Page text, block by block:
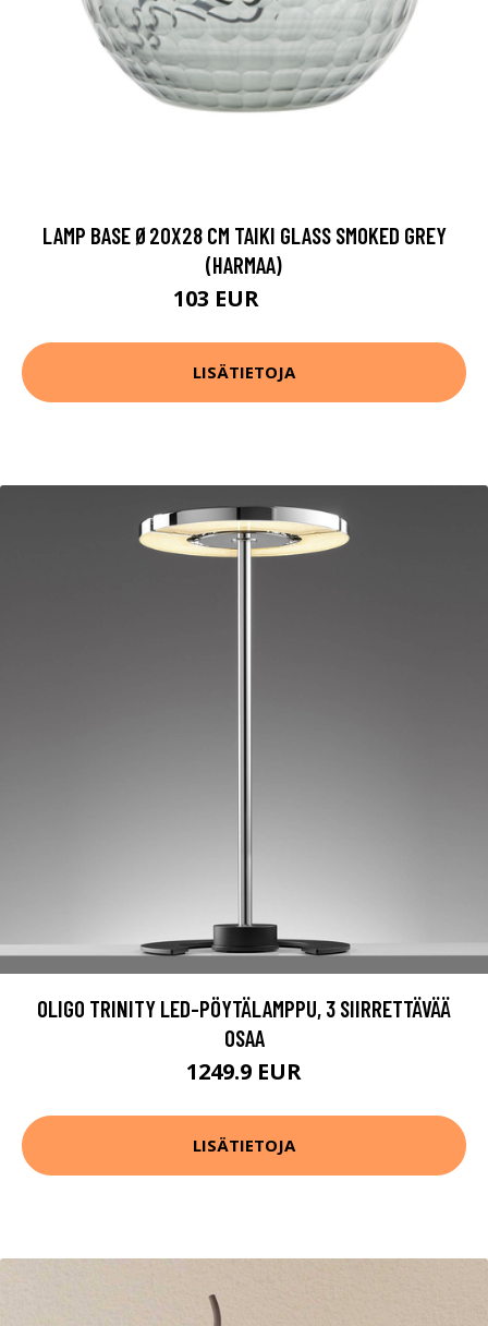
LAMP BASE Ø20X28 CM TAIKI GLASS SMOKED GREY
(HARMAA)
103 EUR
LISÄTIETOJA
OLIGO TRINITY LED-PÖYTÄLAMPPU, 3 SIIRRETTÄVÄÄ
OSAA
1249.9 EUR
LISÄTIETOJA